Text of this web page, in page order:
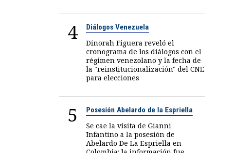
4 Diálogos Venezuela
Dinorah Figuera reveló el
cronograma de los diálogos con el
régimen venezolano y la fecha de
la "reinstitucionalización" del CNE
para elecciones
5 Posesión Abelardo de la Espriella
Se cae la visita de Gianni
Infantino a la posesión de
Abelardo De La Espriella en